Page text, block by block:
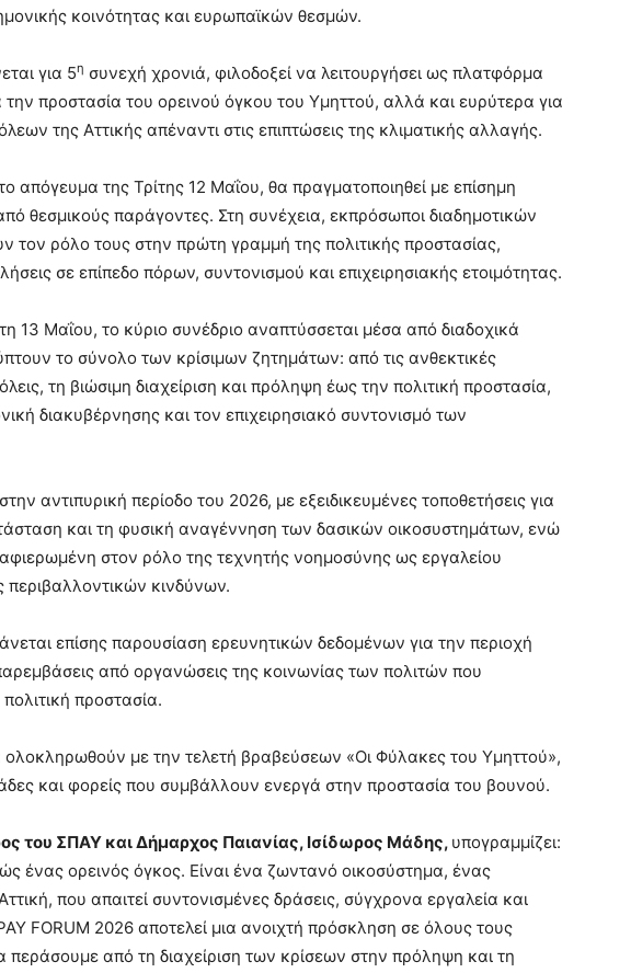
κοινότητας και ευρωπαϊκών θεσμών.
για 5η συνεχή χρονιά, φιλοδοξεί να λειτουργήσει ως πλατφόρμα
την προστασία του ορεινού όγκου του Υμηττού, αλλά και ευρύτερα για
της Αττικής απέναντι στις επιπτώσεις της κλιματικής αλλαγής.
απόγευμα της Τρίτης 12 Μαΐου, θα πραγματοποιηθεί με επίσημη
θεσμικούς παράγοντες. Στη συνέχεια, εκπρόσωποι διαδημοτικών
τον ρόλο τους στην πρώτη γραμμή της πολιτικής προστασίας,
σε επίπεδο πόρων, συντονισμού και επιχειρησιακής ετοιμότητας.
13 Μαΐου, το κύριο συνέδριο αναπτύσσεται μέσα από διαδοχικά
το σύνολο των κρίσιμων ζητημάτων: από τις ανθεκτικές
τη βιώσιμη διαχείριση και πρόληψη έως την πολιτική προστασία,
διακυβέρνησης και τον επιχειρησιακό συντονισμό των
αντιπυρική περίοδο του 2026, με εξειδικευμένες τοποθετήσεις για
και τη φυσική αναγέννηση των δασικών οικοσυστημάτων, ενώ
αφιερωμένη στον ρόλο της τεχνητής νοημοσύνης ως εργαλείου
περιβαλλοντικών κινδύνων.
επίσης παρουσίαση ερευνητικών δεδομένων για την περιοχή
από οργανώσεις της κοινωνίας των πολιτών που
προστασία.
ολοκληρωθούν με την τελετή βραβεύσεων «Οι Φύλακες του Υμηττού»,
και φορείς που συμβάλλουν ενεργά στην προστασία του βουνού.
του ΣΠΑΥ και Δήμαρχος Παιανίας, Ισίδωρος Μάδης, υπογραμμίζει:
ένας ορεινός όγκος. Είναι ένα ζωντανό οικοσύστημα, ένας
που απαιτεί συντονισμένες δράσεις, σύγχρονα εργαλεία και
FORUM 2026 αποτελεί μια ανοιχτή πρόσκληση σε όλους τους
περάσουμε από τη διαχείριση των κρίσεων στην πρόληψη και τη